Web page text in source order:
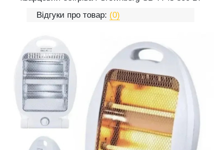
Відгуки про товар: (0)